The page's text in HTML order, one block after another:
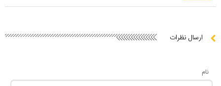
ارسال نظرات
نام